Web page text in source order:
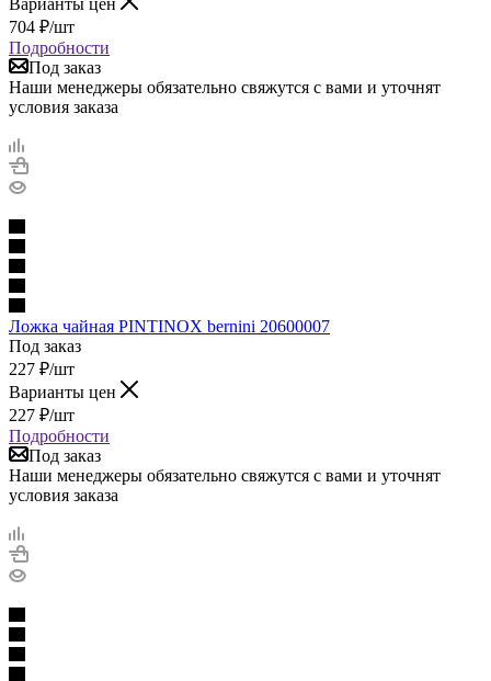
704 ₽/шт
Подробности
Под заказ
Наши менеджеры обязательно свяжутся с вами и уточнят
условия заказа
Ложка чайная PINTINOX bernini 20600007
Под заказ
227 ₽/шт
Варианты цен
227 ₽/шт
Подробности
Под заказ
Наши менеджеры обязательно свяжутся с вами и уточнят
условия заказа